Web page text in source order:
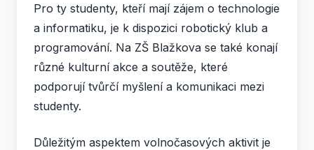
Pro ty studenty, kteří mají zájem o technologie
a informatiku, je k dispozici robotický klub a
programování. Na ZŠ Blažkova se také konají
různé kulturní akce a soutěže, které
podporují tvůrčí myšlení a komunikaci mezi
studenty.
Důležitým aspektem volnočasových aktivit je